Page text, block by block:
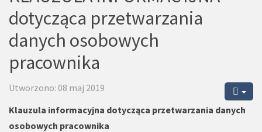
dotycząca przetwarzania
danych osobowych
pracownika
Utworzono: 08 maj 2019
Klauzula informacyjna dotycząca przetwarzania danych
osobowych pracownika